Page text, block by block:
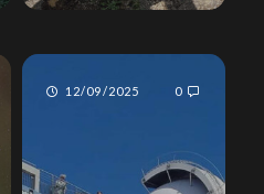
12/09/2025 0